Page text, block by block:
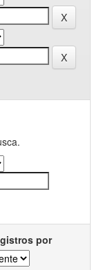
por